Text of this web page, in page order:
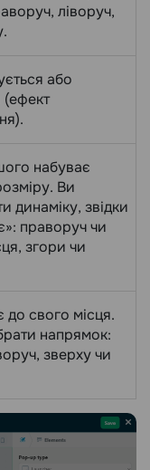
ліворуч,
або
(ефект
набуває
Ви
динаміку, звідки
праворуч чи
згори чи
до свого місця.
напрямок:
зверху чи